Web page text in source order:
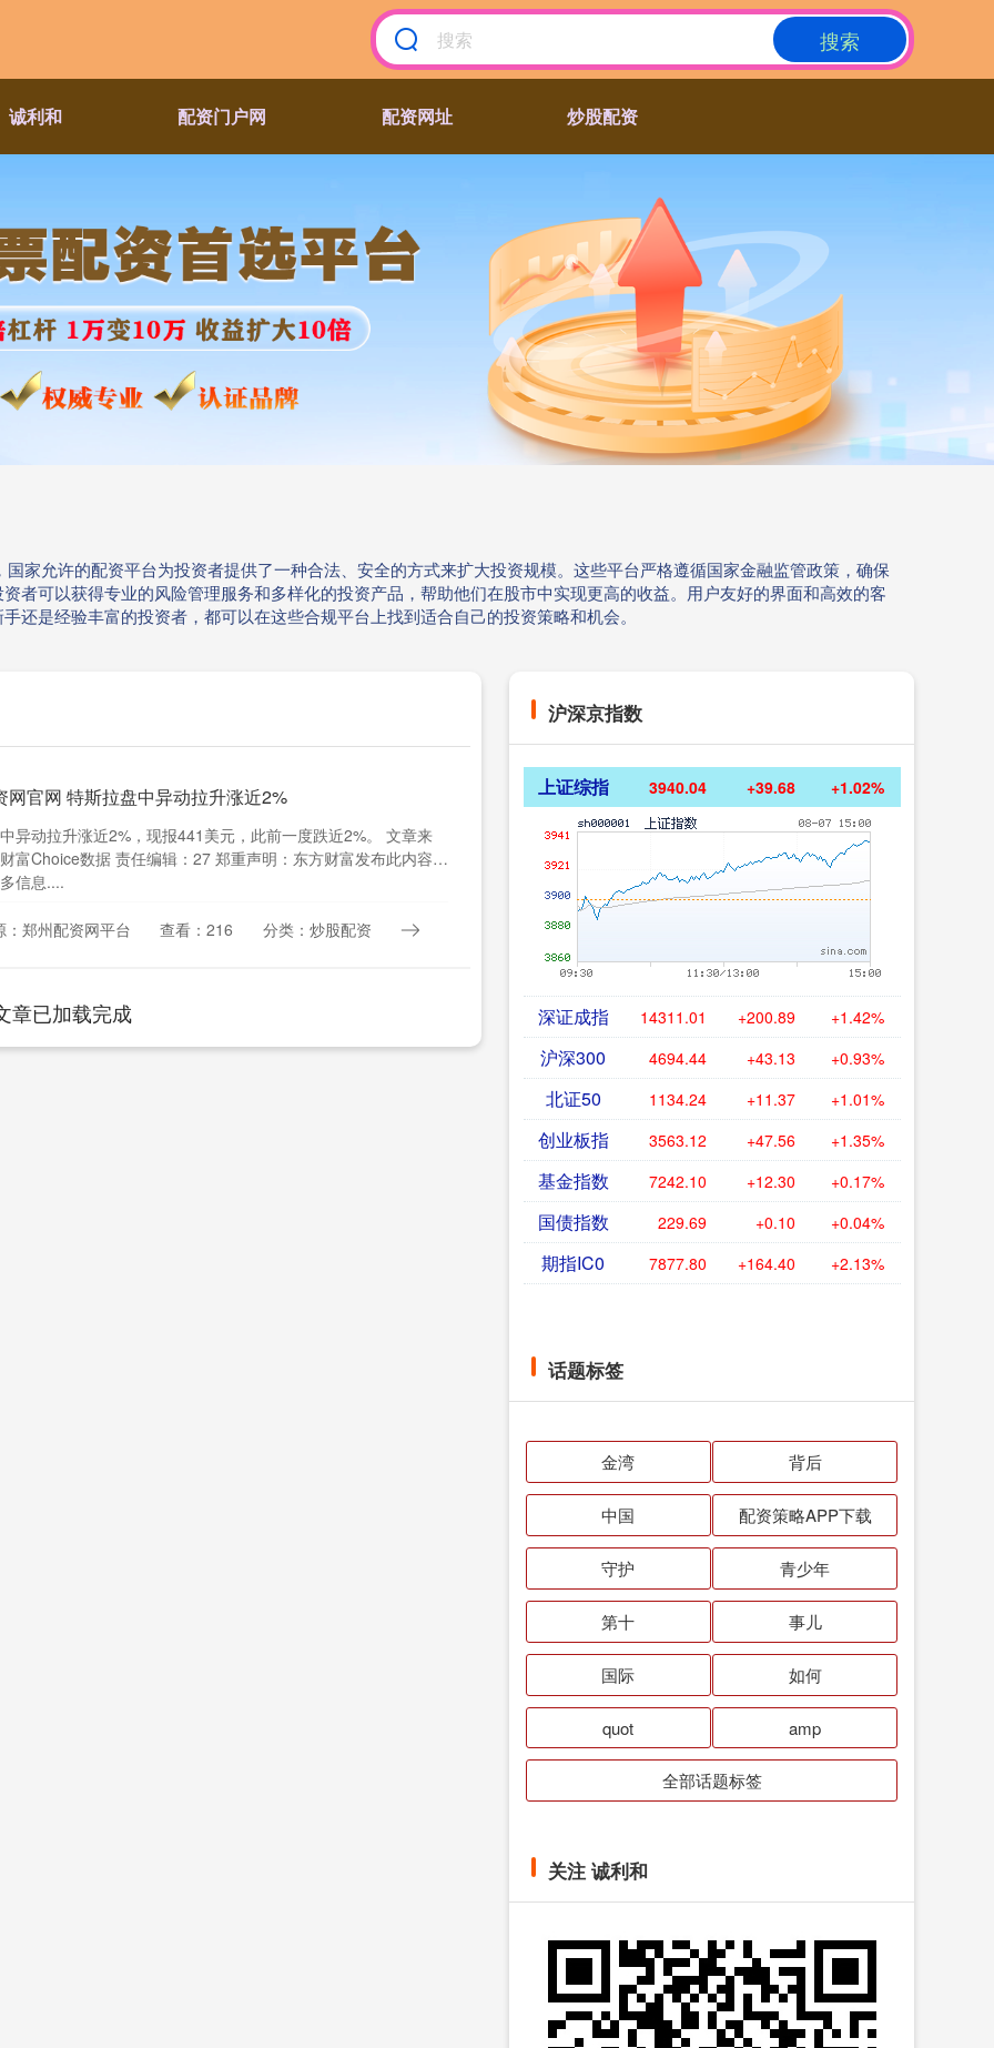
搜索
诚利和 配资门户网 配资网址 炒股配资
家允许的配资平台为投资者提供了一种合法、安全的方式来扩大投资规模。这些平台严格遵循国家金融监管政策，确保
者可以获得专业的风险管理服务和多样化的投资产品，帮助他们在股市中实现更高的收益。用户友好的界面和高效的客
还是经验丰富的投资者，都可以在这些合规平台上找到适合自己的投资策略和机会。
网官网 特斯拉盘中异动拉升涨近2%
异动拉升涨近2%，现报441美元，此前一度跌近2%。 文章来
富Choice数据 责任编辑：27 郑重声明：东方财富发布此内容旨
信息....
：郑州配资网平台 查看：216 分类：炒股配资
章已加载完成
沪深京指数
上证综指 3940.04 +39.68 +1.02%
深证成指 14311.01 +200.89 +1.42%
沪深300 4694.44 +43.13 +0.93%
北证50 1134.24 +11.37 +1.01%
创业板指 3563.12 +47.56 +1.35%
基金指数 7242.10 +12.30 +0.17%
国债指数 229.69 +0.10 +0.04%
期指IC0 7877.80 +164.40 +2.13%
话题标签
金湾 背后
中国 配资策略APP下载
守护 青少年
第十 事儿
国际 如何
quot amp
全部话题标签
关注 诚利和